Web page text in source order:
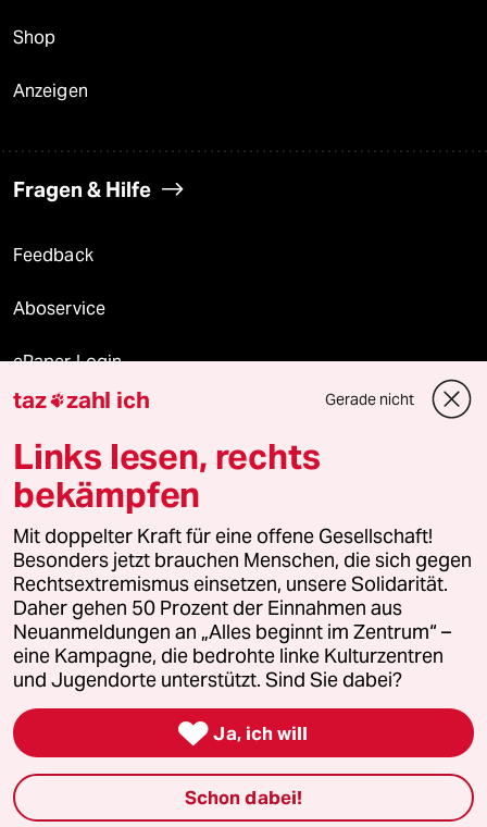
Shop
Anzeigen
Fragen & Hilfe
Feedback
Aboservice
ePaper Login
Downloads für Abonnierende
© 2026 taz Verlags und Vertriebs GmbH
Alle Rechte vorbehalten. Bei rechtlichen Fragen oder für Genehmigungen
wenden Sie sich bitte an
lizenzen@taz.de
Feedback Redaktionsstatut Kommune-Richtlinien
Leitlinie Informant Datenschutz Impressum AGB
Seitenwende Einwilligungen widerrufen (Ads)
taz zahl ich Gerade nicht
Links lesen, rechts
bekämpfen
Mit doppelter Kraft für eine offene Gesellschaft!
Besonders jetzt brauchen Menschen, die sich gegen
Rechtsextremismus einsetzen, unsere Solidarität.
Daher gehen 50 Prozent der Einnahmen aus
Neuanmeldungen an „Alles beginnt im Zentrum“ –
eine Kampagne, die bedrohte linke Kulturzentren
und Jugendorte unterstützt. Sind Sie dabei?
 Ja, ich will
Schon dabei!